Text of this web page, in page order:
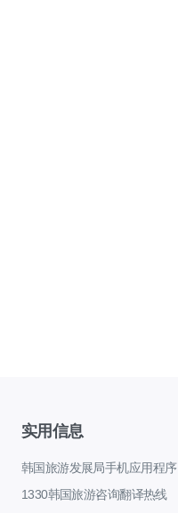
实用信息
韩国旅游发展局手机应用程序
1330韩国旅游咨询翻译热线